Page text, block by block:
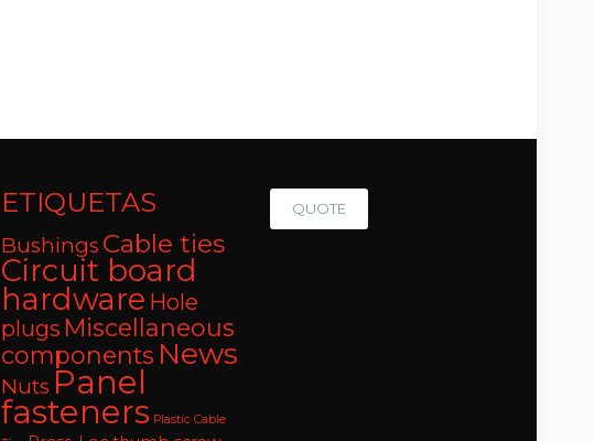
ETIQUETAS
Bushings Cable ties
Circuit board
hardware Hole
plugs Miscellaneous
components News
Nuts Panel
fasteners Plastic Cable
QUOTE